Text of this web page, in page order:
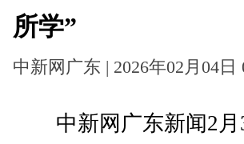
所学”
中新网广东 | 2026年02月04日
中新网广东新闻2月